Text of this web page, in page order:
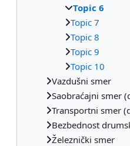
Topic 6
Topic 7
Topic 8
Topic 9
Topic 10
Vazdušni smer
Saobraćajni smer
Transportni smer
Bezbednost
Železnički smer